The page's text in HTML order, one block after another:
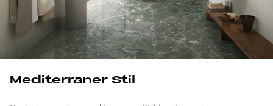
Me­di­ter­ra­ner Stil